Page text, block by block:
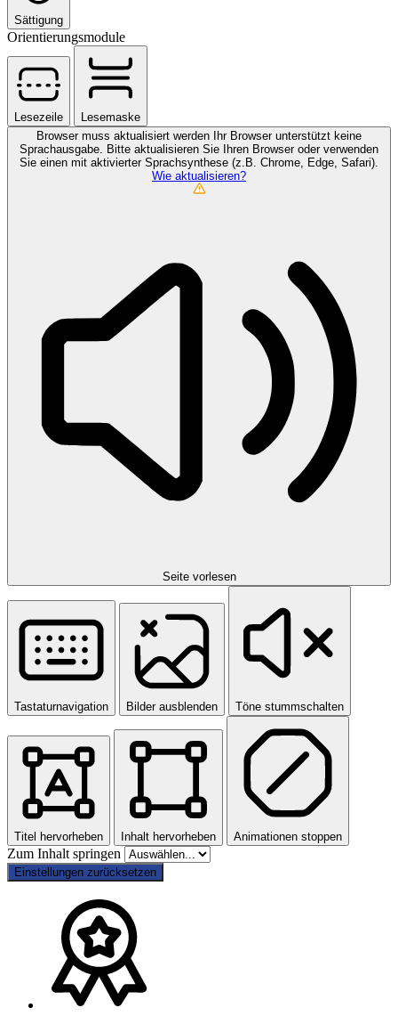
Sättigung
Orientierungsmodule
Lesezeile
Lesemaske
Browser muss aktualisiert werden
Ihr Browser unterstützt keine
Sprachausgabe. Bitte aktualisieren Sie Ihren Browser oder verwenden
Sie einen mit aktivierter Sprachsynthese (z.B. Chrome, Edge, Safari).
Wie aktualisieren?
Seite vorlesen
Tastaturnavigation Bilder ausblenden Töne stummschalten
Titel hervorheben Inhalt hervorheben Animationen stoppen
Zum Inhalt springen
Einstellungen zurücksetzen